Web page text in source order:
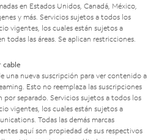
en Estados Unidos, Canadá, México,
y más. Servicios sujetos a todos los
vigentes, los cuales están sujetos a
todas las áreas. Se aplican restricciones.
cable
una nueva suscripción para ver contenido a
Esto no reemplaza las suscripciones
por separado. Servicios sujetos a todos los
vigentes, los cuales están sujetos a
Todas las demás marcas
aquí son propiedad de sus respectivos